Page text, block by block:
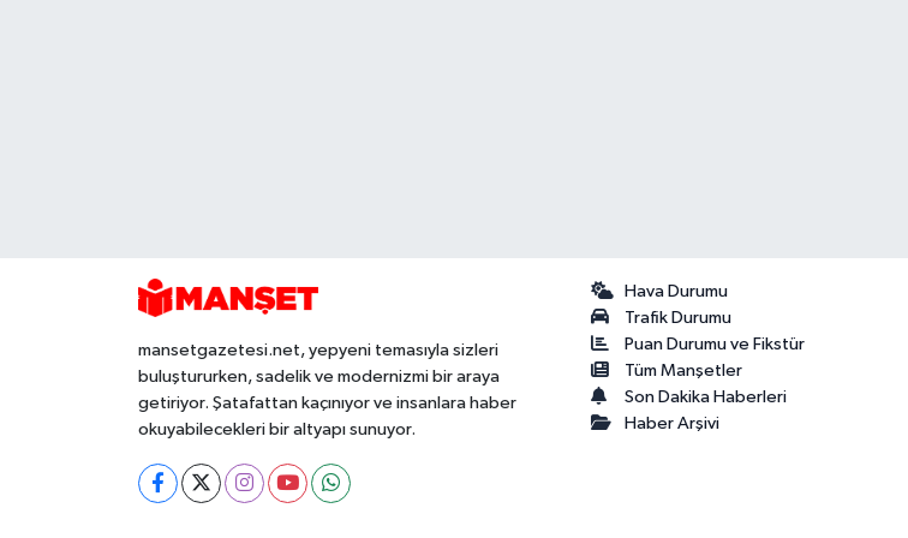
mansetgazetesi.net, yepyeni temasıyla sizleri
buluştururken, sadelik ve modernizmi bir araya
getiriyor. Şatafattan kaçınıyor ve insanlara haber
okuyabilecekleri bir altyapı sunuyor.
Hava Durumu
Trafik Durumu
Puan Durumu ve Fikstür
Tüm Manşetler
Son Dakika Haberleri
Haber Arşivi